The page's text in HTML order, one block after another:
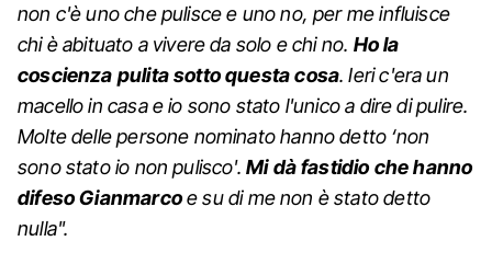
non c'è uno che pulisce e uno no, per me influisce
chi è abituato a vivere da solo e chi no. Ho la
coscienza pulita sotto questa cosa. Ieri c'era un
macello in casa e io sono stato l'unico a dire di pulire.
Molte delle persone nominato hanno detto ‘non
sono stato io non pulisco'.Mi dà fastidio che hanno
difeso Gianmarcoe su di me non è stato detto
nulla".